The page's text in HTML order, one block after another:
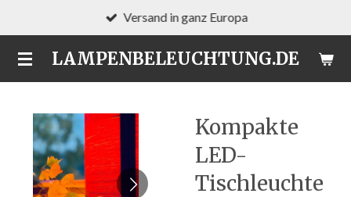
Hauptinhalt
springenLAMPENBELEUCHTUNG.DE
Versand in ganz Europa
Kompakte
LED-
Tischleuchte